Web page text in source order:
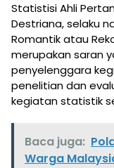
Statistisi Ahli
Destriana, selaku
Romantik atau
merupakan saran
penyelenggara
penelitian dan
kegiatan statistik
Baca juga:
Warga